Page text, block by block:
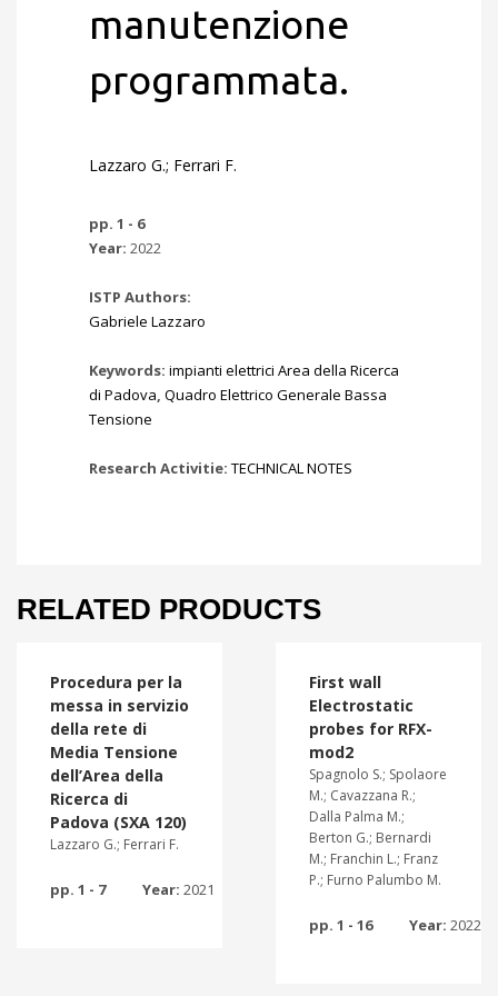
manutenzione
programmata.
Lazzaro G.; Ferrari F.
pp. 1 - 6
Year: 2022
ISTP Authors:
Gabriele Lazzaro
Keywords: impianti elettrici Area della Ricerca
di Padova, Quadro Elettrico Generale Bassa
Tensione
Research Activitie: TECHNICAL NOTES
RELATED PRODUCTS
Procedura per la
messa in servizio
della rete di
Media Tensione
dell’Area della
Ricerca di
Padova (SXA 120)
Lazzaro G.; Ferrari F.
pp. 1 - 7 Year: 2021
First wall
Electrostatic
probes for RFX-
mod2
Spagnolo S.; Spolaore
M.; Cavazzana R.;
Dalla Palma M.;
Berton G.; Bernardi
M.; Franchin L.; Franz
P.; Furno Palumbo M.
pp. 1 - 16 Year: 2022